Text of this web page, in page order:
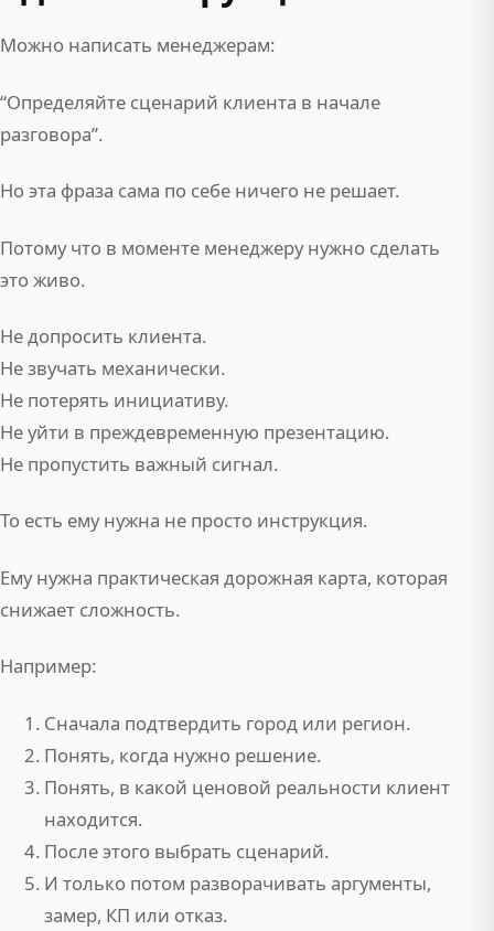
Можно написать менеджерам:
“Определяйте сценарий клиента в начале
разговора”.
Но эта фраза сама по себе ничего не решает.
Потому что в моменте менеджеру нужно сделать
это живо.
Не допросить клиента.
Не звучать механически.
Не потерять инициативу.
Не уйти в преждевременную презентацию.
Не пропустить важный сигнал.
То есть ему нужна не просто инструкция.
Ему нужна практическая дорожная карта, которая
снижает сложность.
Например:
Сначала подтвердить город или регион.
Понять, когда нужно решение.
Понять, в какой ценовой реальности клиент
находится.
После этого выбрать сценарий.
И только потом разворачивать аргументы,
замер, КП или отказ.